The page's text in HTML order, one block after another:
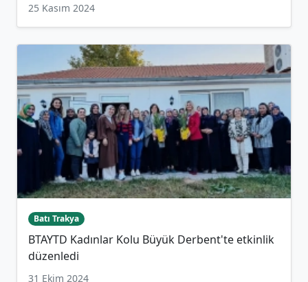
25 Kasım 2024
Batı Trakya
BTAYTD Kadınlar Kolu Büyük Derbent'te etkinlik
düzenledi
31 Ekim 2024